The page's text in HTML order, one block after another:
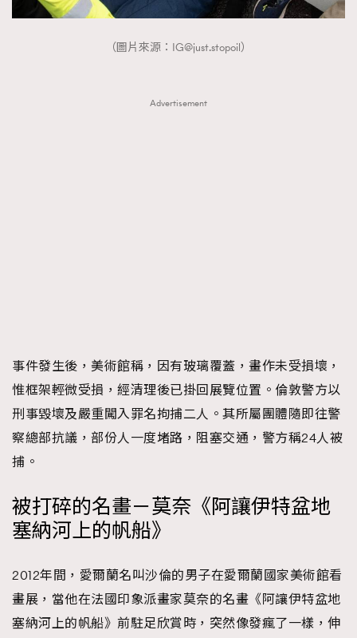
（圖片來源： IG@just.stopoil）
Advertisement
事件發生後，美術館稱，因有玻璃覆蓋，畫作未受損壞，
惟框架輕微受損，經清理後已掛回展覽位置。倫敦警方以
刑事毀壞及嚴重闖入罪名拘捕二人。其所屬團體隨即往警
察總部抗議，部份人一度堵路，阻塞交通，警方稱24人被
捕。
被打碎的名畫－莫奈《阿讓伊特盆地
塞納河上的帆船》
2012年間，愛爾蘭名叫沙倫的男子在愛爾蘭國家美術館看
畫展，當他在法國印象派畫家莫奈的名畫《阿讓伊特盆地
塞納河上的帆船》前駐足欣賞時，突然像發瘋了一樣，伸